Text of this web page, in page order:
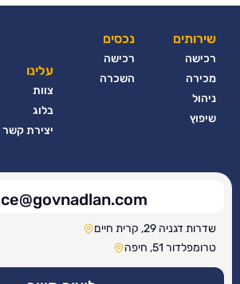
שירותים
רכישה
מכירה
ניהול
שיפוץ
נכסים
רכישה
השכרה
עלינו
צוות
בלוג
יצירת קשר
שדרות דגניה 29, קרית חיים
טרומפלדור 51, חיפה